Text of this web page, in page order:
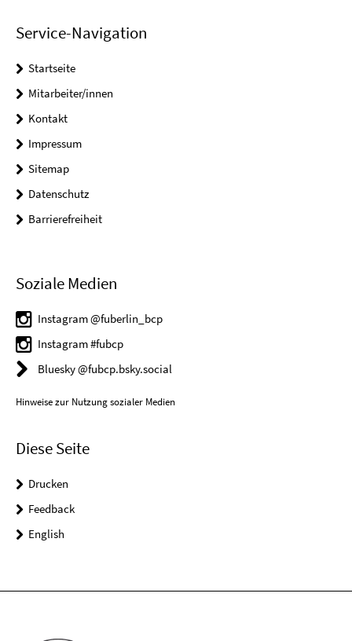
Service-Navigation
Startseite
Mitarbeiter/innen
Kontakt
Impressum
Sitemap
Datenschutz
Barrierefreiheit
Soziale Medien
Instagram @fuberlin_bcp
Instagram #fubcp
Bluesky @fubcp.bsky.social
Hinweise zur Nutzung sozialer Medien
Diese Seite
Drucken
Feedback
English